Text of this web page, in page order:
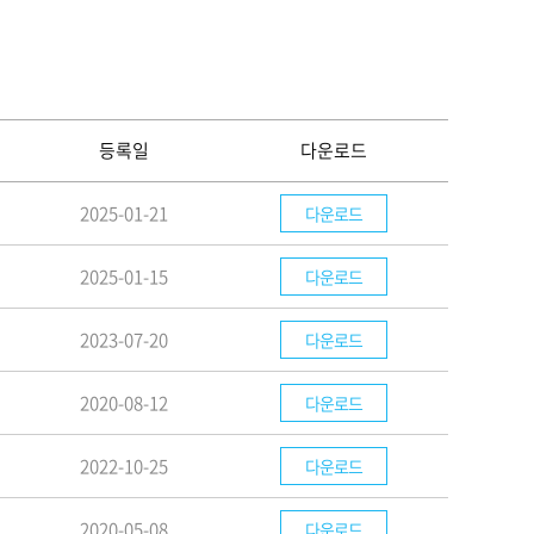
등록일 다운로드
2025-01-21 다운로드
2025-01-15 다운로드
2023-07-20 다운로드
2020-08-12 다운로드
2022-10-25 다운로드
다운로드